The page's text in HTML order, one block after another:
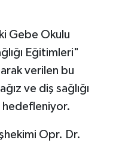
Gebe Okulu
Eğitimleri"
verilen bu
ve diş sağlığı
hedefleniyor.
Opr. Dr.